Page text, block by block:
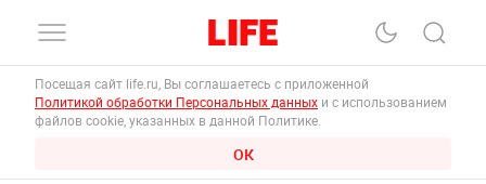
Посещая сайт life.ru, Вы соглашаетесь с приложенной
Политикой обработки Персональных данных и с использованием
файлов cookie, указанных в данной Политике.
ОК